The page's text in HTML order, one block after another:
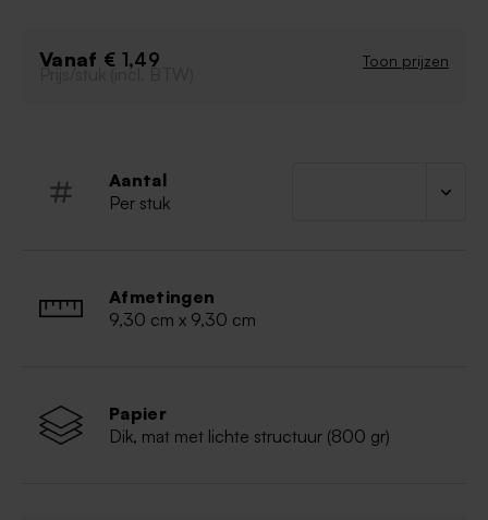
perfect te combineren met bijpassende bedankjes en
Vanaf € 1,49 Toon prijzen
Prijs/stuk (incl. BTW)
Aantal
Per stuk
Afmetingen
9,30 cm x 9,30 cm
Papier
Dik, mat met lichte structuur (800 gr)